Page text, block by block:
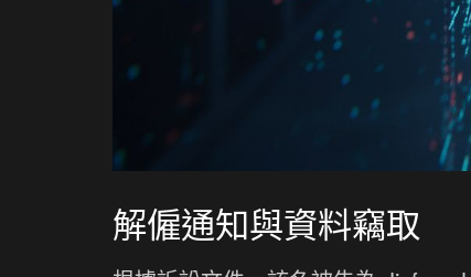
解僱通知與資料竊取